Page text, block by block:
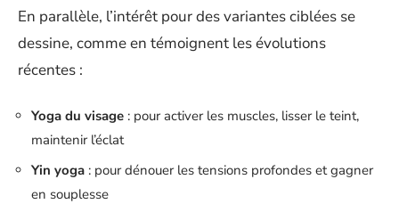
En parallèle, l’intérêt pour des variantes ciblées se
dessine, comme en témoignent les évolutions
récentes :
Yoga du visage : pour activer les muscles, lisser le teint,
maintenir l’éclat
Yin yoga : pour dénouer les tensions profondes et gagner
en souplesse